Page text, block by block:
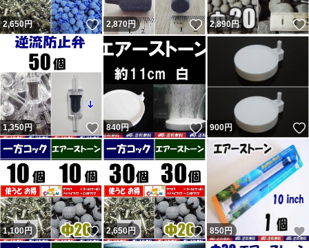
は問題なければ『普通（どちらでもない）』評価（コメン
トは良い取引が出来ました）をする人が多くて出品者から
不評だった為、『どちらでもない』の評価は2022年7月に
廃止されました。
落札後に即発送、翌日発送を要求してくる人が結構います
が事前に質問欄から確認するか他で購入してください。
主に支払手続から1～2、2～3日で発送と設定して出品
し、その通り発送しています。 翌日発送とならない場合
もあります。 勝手な要求通り発送しなかったから「気分
悪い」「誠実ではない」と悪い・どちらでもない 評価し
てきた異常者達がいたので記載しておきます。
2,650円 いいね！
2,870円 いいね！
2,890円
1,350円 いいね！
840円 いいね！
900円
1,100円 いいね！
2,650円 いいね！
850円